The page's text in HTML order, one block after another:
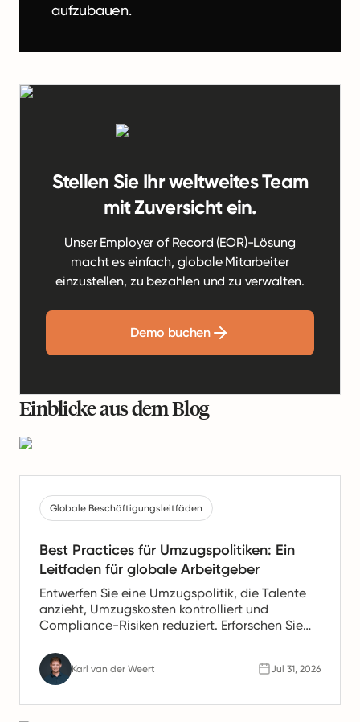
aufzubauen.
Stellen Sie Ihr weltweites Team
mit Zuversicht ein.
Unser Employer of Record (EOR)-Lösung
macht es einfach, globale Mitarbeiter
einzustellen, zu bezahlen und zu verwalten.
Demo buchen
Einblicke aus dem Blog
Globale Beschäftigungsleitfäden
Best Practices für Umzugspolitiken: Ein
Leitfaden für globale Arbeitgeber
Entwerfen Sie eine Umzugspolitik, die Talente
anzieht, Umzugskosten kontrolliert und
Compliance-Risiken reduziert. Erforschen Sie
globalen Arbeitgebern verwendet werden.
Karl van der Weert Jul 31, 2026